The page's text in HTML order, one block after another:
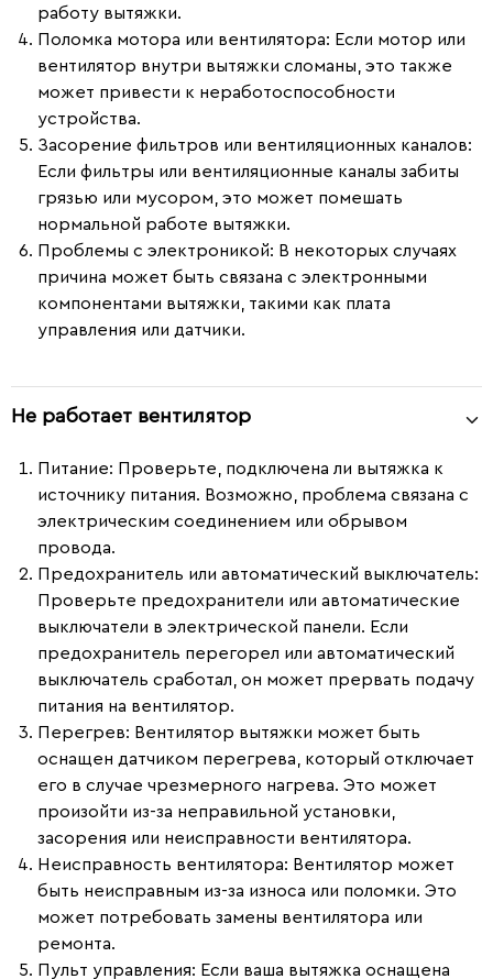
работу вытяжки.
Поломка мотора или вентилятора: Если мотор или
вентилятор внутри вытяжки сломаны, это также
может привести к неработоспособности
устройства.
Засорение фильтров или вентиляционных каналов:
Если фильтры или вентиляционные каналы забиты
грязью или мусором, это может помешать
нормальной работе вытяжки.
Проблемы с электроникой: В некоторых случаях
причина может быть связана с электронными
компонентами вытяжки, такими как плата
управления или датчики.
Не работает вентилятор
Питание: Проверьте, подключена ли вытяжка к
источнику питания. Возможно, проблема связана с
электрическим соединением или обрывом
провода.
Предохранитель или автоматический выключатель:
Проверьте предохранители или автоматические
выключатели в электрической панели. Если
предохранитель перегорел или автоматический
выключатель сработал, он может прервать подачу
питания на вентилятор.
Перегрев: Вентилятор вытяжки может быть
оснащен датчиком перегрева, который отключает
его в случае чрезмерного нагрева. Это может
произойти из-за неправильной установки,
засорения или неисправности вентилятора.
Неисправность вентилятора: Вентилятор может
быть неисправным из-за износа или поломки. Это
может потребовать замены вентилятора или
ремонта.
Пульт управления: Если ваша вытяжка оснащена